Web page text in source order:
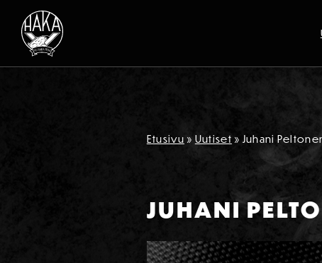
Siirry sisältöön
Etusivu » Uutiset » Juhani
JUHANI